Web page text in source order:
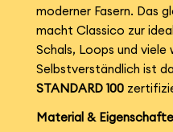
moderner Fasern. Das
macht Classico zur
Schals, Loops und
Selbstverständlich ist
STANDARD 100
Material &